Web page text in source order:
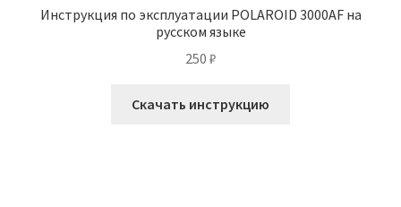
Инструкция по эксплуатации POLAROID 3000AF на
русском языке
250 ₽
Скачать инструкцию